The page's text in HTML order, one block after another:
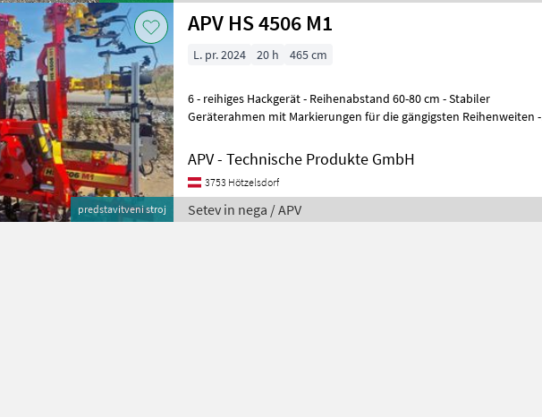
predstavitveni stroj
APV HS 4506 M1
L. pr. 2024 20 h 465 cm
6 - reihiges Hackgerät - Reihenabstand 60-80 cm - Stabiler
Geräterahmen mit Markierungen für die gängigsten Reihenweiten -
APV - Technische Produkte GmbH
3753 Hötzelsdorf
Setev in nega / APV